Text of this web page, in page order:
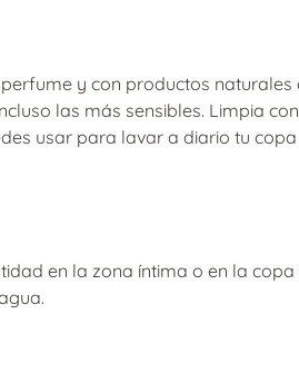
y con productos naturales
las más sensibles. Limpia
usar para lavar a diario tu copa
en la zona íntima o en la